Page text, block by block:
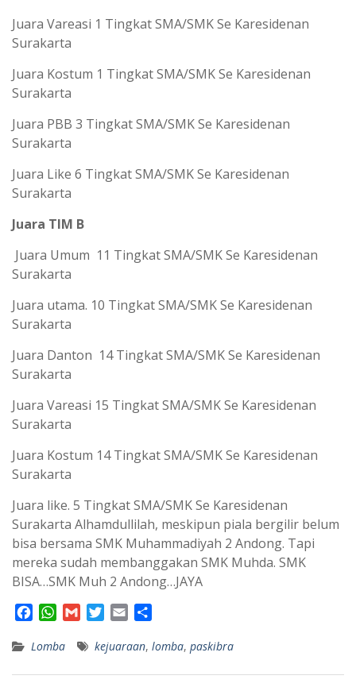
Juara Vareasi 1 Tingkat SMA/SMK Se Karesidenan
Surakarta
Juara Kostum 1 Tingkat SMA/SMK Se Karesidenan
Surakarta
Juara PBB 3 Tingkat SMA/SMK Se Karesidenan
Surakarta
Juara Like 6 Tingkat SMA/SMK Se Karesidenan
Surakarta
Juara TIM B
Juara Umum 11 Tingkat SMA/SMK Se Karesidenan
Surakarta
Juara utama. 10 Tingkat SMA/SMK Se Karesidenan
Surakarta
Juara Danton 14 Tingkat SMA/SMK Se Karesidenan
Surakarta
Juara Vareasi 15 Tingkat SMA/SMK Se Karesidenan
Surakarta
Juara Kostum 14 Tingkat SMA/SMK Se Karesidenan
Surakarta
Juara like. 5 Tingkat SMA/SMK Se Karesidenan
Surakarta Alhamdullilah, meskipun piala bergilir belum
bisa bersama SMK Muhammadiyah 2 Andong. Tapi
mereka sudah membanggakan SMK Muhda. SMK
BISA…SMK Muh 2 Andong…JAYA
c
W
a
a
i
a
a
Lomba kejuaraan, lomba, paskibra